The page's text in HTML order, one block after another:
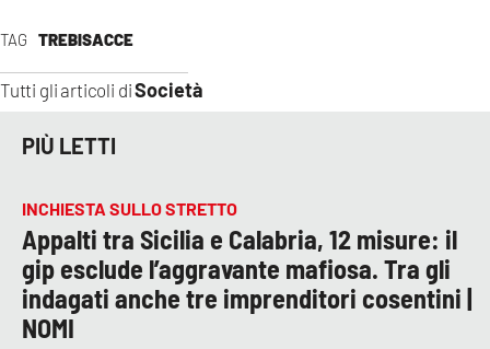
TAG TREBISACCE
Tutti gli articoli diSocietà
PIÙ LETTI
INCHIESTA SULLO STRETTO
Appalti tra Sicilia e Calabria, 12 misure: il
gip esclude l’aggravante mafiosa. Tra gli
indagati anche tre imprenditori cosentini |
NOMI